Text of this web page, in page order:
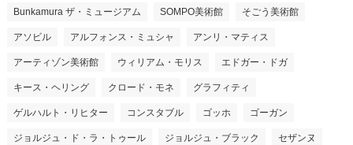
Bunkamura ザ・ミュージアム SOMPO美術館 そごう美術館
アソビル アルフォンス・ミュシャ アンリ・マティス
アーティゾン美術館 ウィリアム・モリス エドガー・ドガ
キース・ヘリング クロード・モネ グラフィティ
ゲルハルト・リヒター コンスタブル ゴッホ ゴーガン
ジョルジュ・ド・ラ・トゥール ジョルジュ・ブラック セザンヌ